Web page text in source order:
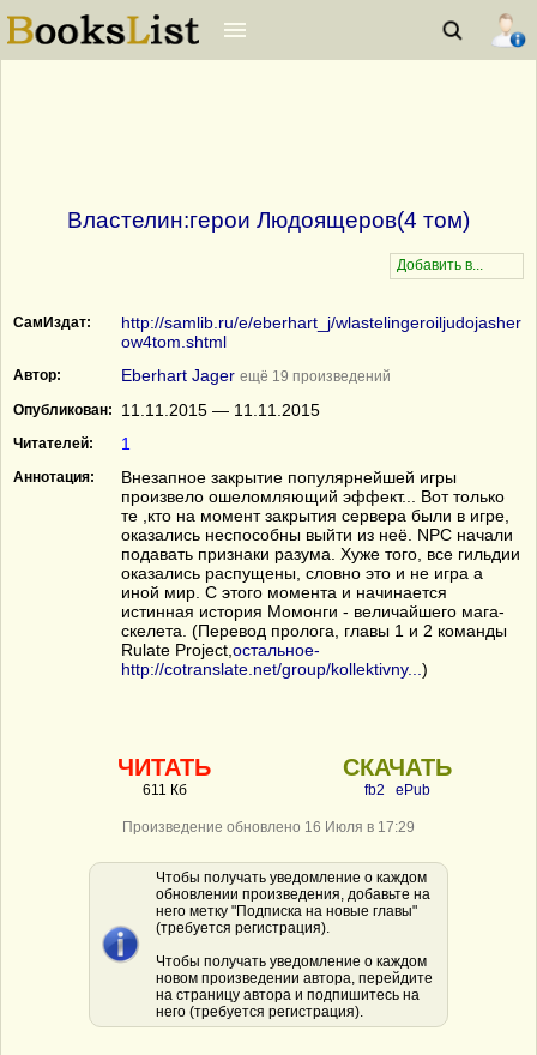
Властелин:герои Людоящеров(4 том)
СамИздат:
http://samlib.ru/e/eberhart_j/wlastelingeroiljudojasher
ow4tom.shtml
Автор: Eberhart Jager ещё 19 произведений
Опубликован:
11.11.2015 — 11.11.2015
Читателей: 1
Аннотация:
Внезапное закрытие популярнейшей игры
произвело ошеломляющий эффект... Вот только
те ,кто на момент закрытия сервера были в игре,
оказались неспособны выйти из неё. NPC начали
подавать признаки разума. Хуже того, все гильдии
оказались распущены, словно это и не игра а
иной мир. С этого момента и начинается
истинная история Момонги - величайшего мага-
скелета. (Перевод пролога, главы 1 и 2 команды
Rulate Project, остальное-
http://cotranslate.net/group/kollektivny... )
ЧИТАТЬ
611 Кб
СКАЧАТЬ
fb2 ePub
Произведение обновлено 16 Июля в 17:29
Чтобы получать уведомление о каждом
обновлении произведения, добавьте на
него метку "Подписка на новые главы"
(требуется регистрация).
Чтобы получать уведомление о каждом
новом произведении автора, перейдите
на страницу автора и подпишитесь на
него (требуется регистрация).